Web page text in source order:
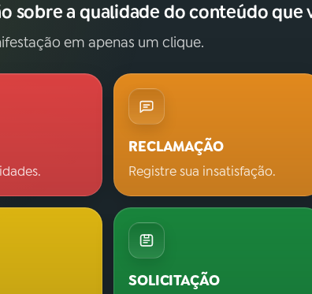
sobre a qualidade do conteúdo que
em apenas um clique.
RECLAMAÇÃO
Registre sua insatisfação.
SOLICITAÇÃO